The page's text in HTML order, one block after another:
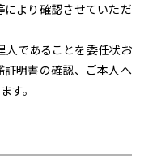
により確認させていただ
人であることを委任状お
明書の確認、ご本人へ
す。